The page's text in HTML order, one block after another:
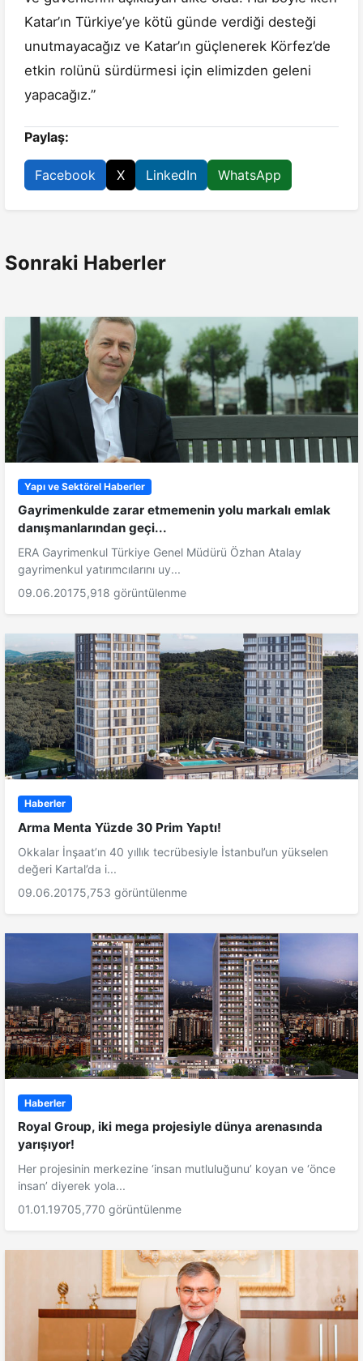
Katar’ın Türkiye’ye kötü günde verdiği desteği
unutmayacağız ve Katar’ın güçlenerek Körfez’de
etkin rolünü sürdürmesi için elimizden geleni
yapacağız.”
Paylaş:
Facebook X LinkedIn WhatsApp
Sonraki Haberler
Yapı ve Sektörel Haberler
Gayrimenkulde zarar etmemenin yolu markalı emlak
danışmanlarından geçi...
ERA Gayrimenkul Türkiye Genel Müdürü Özhan Atalay
gayrimenkul yatırımcılarını uy...
09.06.20175,918 görüntülenme
Haberler
Arma Menta Yüzde 30 Prim Yaptı!
Okkalar İnşaat’ın 40 yıllık tecrübesiyle İstanbul’un yükselen
değeri Kartal’da i...
09.06.20175,753 görüntülenme
Haberler
Royal Group, iki mega projesiyle dünya arenasında
yarışıyor!
Her projesinin merkezine ‘insan mutluluğunu’ koyan ve ‘önce
insan’ diyerek yola...
01.01.19705,770 görüntülenme